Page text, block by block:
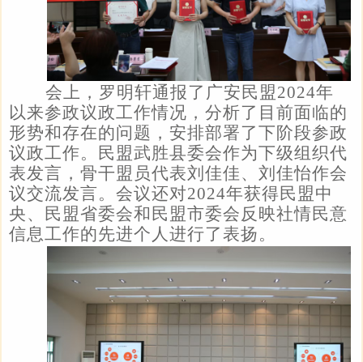
会上，罗明轩通报了广安民盟2024年
以来参政议政工作情况，分析了目前面临的
形势和存在的问题，安排部署了下阶段参政
议政工作。民盟武胜县委会作为下级组织代
表发言，骨干盟员代表刘佳佳、刘佳怡作会
议交流发言。会议还对2024年获得民盟中
央、
民盟省委会和民盟市委会反映社情民意
信息工作的先进个人进行了表扬。